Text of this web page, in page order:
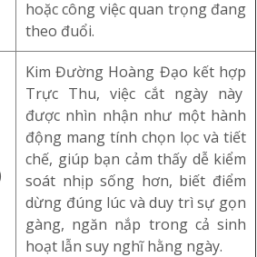
hoặc công việc quan trọng đang
theo đuổi.
Kim Đường Hoàng Đạo kết hợp
Trực Thu, việc cắt ngày này
được nhìn nhận như một hành
động mang tính chọn lọc và tiết
chế, giúp bạn cảm thấy dễ kiểm
soát nhịp sống hơn, biết điểm
dừng đúng lúc và duy trì sự gọn
gàng, ngăn nắp trong cả sinh
hoạt lẫn suy nghĩ hằng ngày.